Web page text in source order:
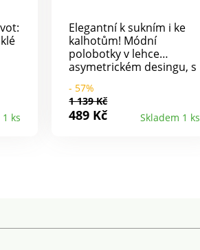
ks
Elegantní k sukním i ke
kalhotům! Módní
polobotky v lehce
asymetrickém desingu, s
snadné obouvání,
pohodlné a krásně
kombinovatelné.
- 57%
1 139 Kč
489 Kč Skladem 1 ks